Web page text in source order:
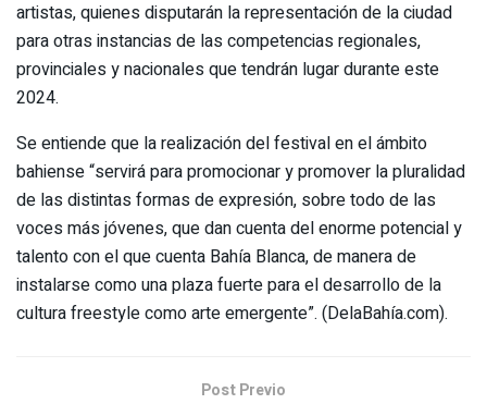
artistas, quienes disputarán la representación de la ciudad
para otras instancias de las competencias regionales,
provinciales y nacionales que tendrán lugar durante este
2024.
Se entiende que la realización del festival en el ámbito
bahiense “servirá para promocionar y promover la pluralidad
de las distintas formas de expresión, sobre todo de las
voces más jóvenes, que dan cuenta del enorme potencial y
talento con el que cuenta Bahía Blanca, de manera de
instalarse como una plaza fuerte para el desarrollo de la
cultura freestyle como arte emergente”. (DelaBahía.com).
Post Previo